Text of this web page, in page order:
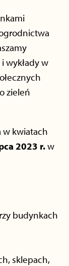
wykłady w
zieleń
w kwiatach
2023 r.w
budynkach
sklepach,